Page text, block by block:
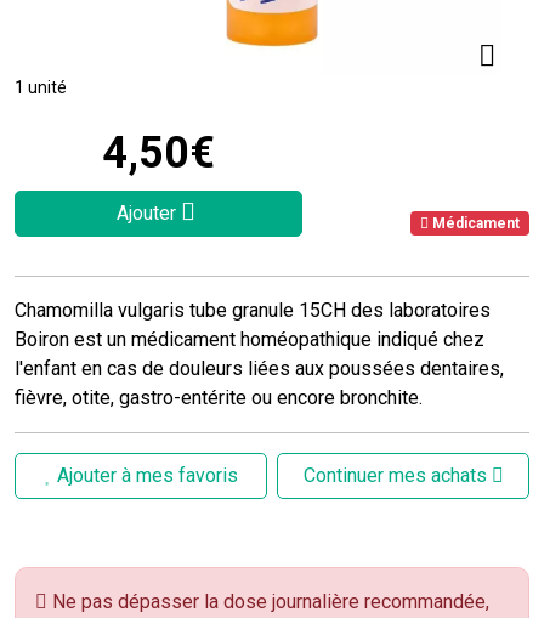
1 unité
4,50€
Ajouter Médicament
Chamomilla vulgaris tube granule 15CH des laboratoires
Boiron est un médicament homéopathique indiqué chez
l'enfant en cas de douleurs liées aux poussées dentaires,
fièvre, otite, gastro-entérite ou encore bronchite.
Ajouter à mes favoris Continuer mes achats
Ne pas dépasser la dose journalière recommandée,